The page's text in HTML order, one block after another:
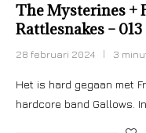
The Mysterines +
Rattlesnakes –
28 februari 2024 3
Het is hard gegaan met
hardcore band Gallows. In